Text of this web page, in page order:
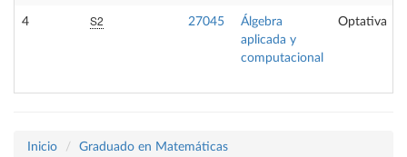
4 S2 27045
Álgebra
aplicada y
computacional
Optativa
Inicio
Graduado en Matemáticas